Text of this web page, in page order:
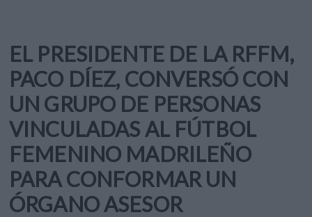
EL PRESIDENTE DE LA RFFM,
PACO DÍEZ, CONVERSÓ CON
UN GRUPO DE PERSONAS
VINCULADAS AL FÚTBOL
FEMENINO MADRILEÑO
PARA CONFORMAR UN
ÓRGANO ASESOR